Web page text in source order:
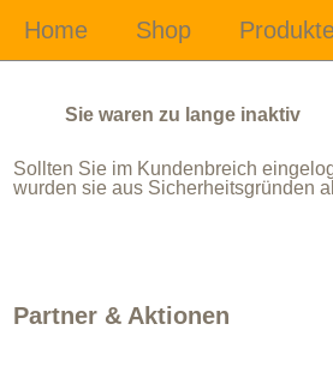
Sie waren zu lange inaktiv
Sollten Sie im Kundenbreich
wurden sie aus Sicherheitsgründen
Partner & Aktionen